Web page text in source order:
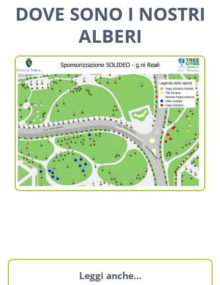
DOVE SONO I NOSTRI
ALBERI
Leggi anche…